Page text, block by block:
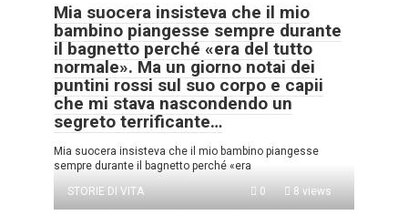
Mia suocera insisteva che il mio
bambino piangesse sempre durante
il bagnetto perché «era del tutto
normale». Ma un giorno notai dei
puntini rossi sul suo corpo e capii
che mi stava nascondendo un
segreto terrificante…
Mia suocera insisteva che il mio bambino piangesse
sempre durante il bagnetto perché «era
STORIE DI VITA
0 8 views